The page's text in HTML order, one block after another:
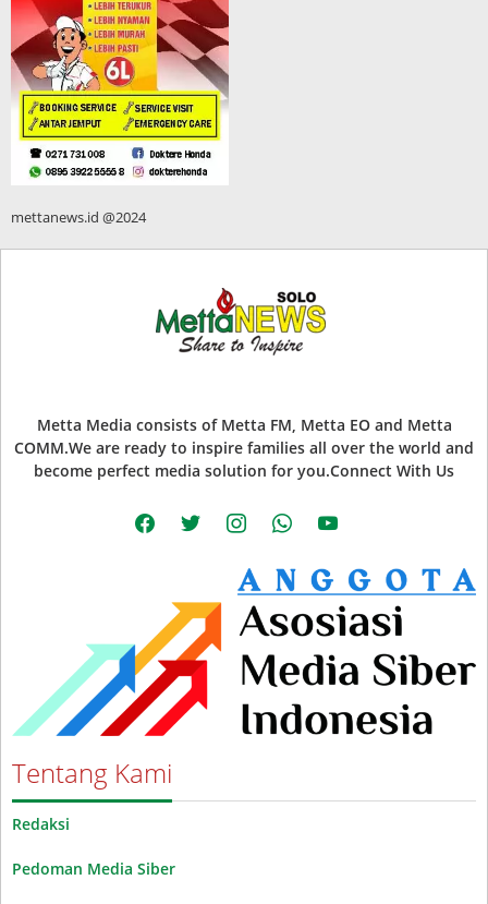
mettanews.id @2024
Metta Media consists of Metta FM, Metta EO and Metta
COMM.We are ready to inspire families all over the world and
become perfect media solution for you.Connect With Us
facebooktwitter instagramwhatsappyoutube
Tentang Kami
Redaksi
Pedoman Media Siber